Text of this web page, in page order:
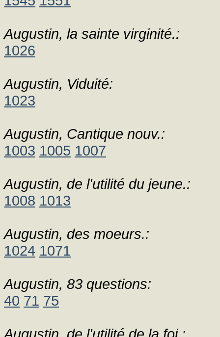
Augustin, la sainte virginité.:
1026
Augustin, Viduité:
1023
Augustin, Cantique nouv.:
1003 1005 1007
Augustin, de l'utilité du jeune.:
1008 1013
Augustin, des moeurs.:
1024 1071
Augustin, 83 questions:
40 71 75